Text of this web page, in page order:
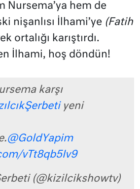
Nursema’ya hem de
nişanlısı İlhami’ye (Fatih
ortalığı karıştırdı.
İlhami, hoş döndün!
karşı
yeni
@GoldYapim
vTt8qb5Iv9
(@kizilcikshowtv)